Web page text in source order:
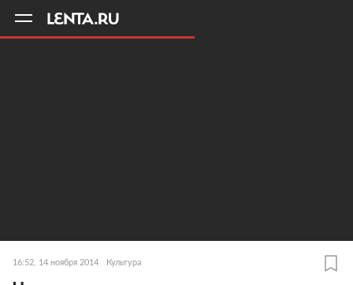
16:52, 14 ноября 2014 Культура